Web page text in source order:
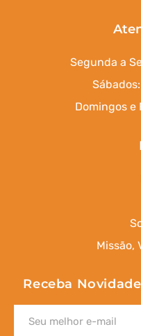
Segunda a
Domingos e
Missão,
Receba